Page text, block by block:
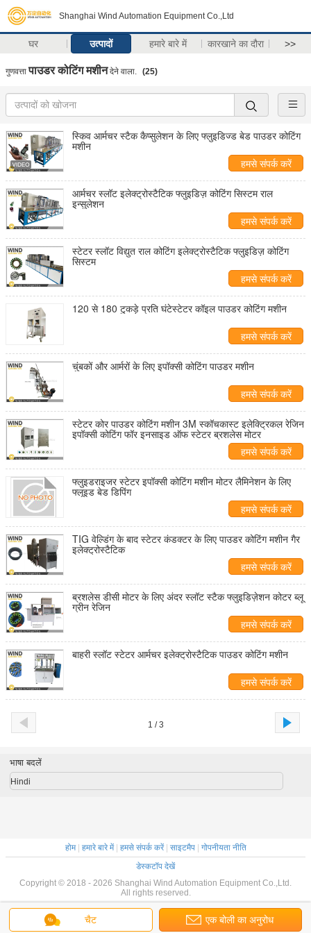
Shanghai Wind Automation Equipment Co.,Ltd
घर उत्पादों हमारे बारे में कारखाने का दौरा >>
गुणवत्ता पाउडर कोटिंग मशीनदेने वाला. (25)
स्किव आर्मचर स्टैक कैप्सुलेशन के लिए फ्लुइडिज्ड बेड पाउडर कोटिंग
मशीन
हमसे संपर्क करें
आर्मचर स्लॉट इलेक्ट्रोस्टैटिक फ्लुइडिज़ कोटिंग सिस्टम राल
इन्सुलेशन
हमसे संपर्क करें
स्टेटर स्लॉट विद्युत राल कोटिंग इलेक्ट्रोस्टैटिक फ्लुइडिज़ कोटिंग
सिस्टम
हमसे संपर्क करें
120 से 180 टुकड़े प्रति घंटेस्टेटर कॉइल पाउडर कोटिंग मशीन
हमसे संपर्क करें
चुंबकों और आर्मरों के लिए इपॉक्सी कोटिंग पाउडर मशीन
हमसे संपर्क करें
स्टेटर कोर पाउडर कोटिंग मशीन 3M स्कॉचकास्ट इलेक्ट्रिकल रेजिन
इपॉक्सी कोटिंग फॉर इनसाइड ऑफ स्टेटर ब्रशलेस मोटर
हमसे संपर्क करें
फ्लुइडराइजर स्टेटर इपॉक्सी कोटिंग मशीन मोटर लैमिनेशन के लिए
फ्लूइड बेड डिपिंग
हमसे संपर्क करें
TIG वेल्डिंग के बाद स्टेटर कंडक्टर के लिए पाउडर कोटिंग मशीन गैर
इलेक्ट्रोस्टैटिक
हमसे संपर्क करें
ब्रशलेस डीसी मोटर के लिए अंदर स्लॉट स्टैक फ्लुइडिज़ेशन कोटर ब्लू
ग्रीन रेजिन
हमसे संपर्क करें
बाहरी स्लॉट स्टेटर आर्मचर इलेक्ट्रोस्टैटिक पाउडर कोटिंग मशीन
हमसे संपर्क करें
1 / 3
चैट एक बोली का अनुरोध
भाषा बदलें
Hindi
होम| हमारे बारे में| हमसे संपर्क करें| साइटमैप| गोपनीयता नीति
डेस्कटॉप देखें
Copyright © 2018 - 2026 Shanghai Wind Automation Equipment Co.,Ltd.
All rights reserved.